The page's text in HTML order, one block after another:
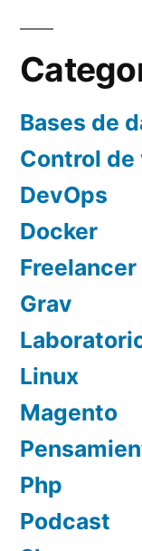
Bases de
Control
DevOps
Docker
Freelancer
Grav
Linux
Magento
Php
Podcast